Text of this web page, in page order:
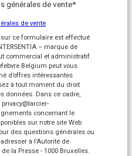
générales de vente*
de vente
ce formulaire est effectué
– marque de
commercial et administratif.
Belgium peut vous
d’offres intéressantes
à tout moment du droit
données. Dans ce cadre,
concernant le
sur notre site Web
des questions générales ou
à l’Autorité de
la Presse - 1000 Bruxelles.